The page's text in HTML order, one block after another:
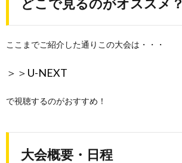
どこで見るのがオススメ？
ここまでご紹介した通りこの大会は・・・
＞＞ U-NEXT
で視聴するのがおすすめ！
大会概要・日程